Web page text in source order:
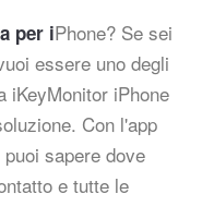
per iPhone? Se sei
essere uno degli
iKeyMonitor iPhone
Con l'app
puoi sapere dove
e tutte le